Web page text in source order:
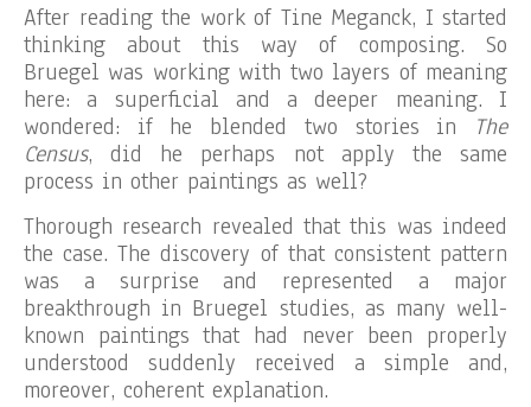
After reading the work of Tine Meganck, I started
thinking about this way of composing. So
Bruegel was working with two layers of meaning
here: a superficial and a deeper meaning. I
wondered: if he blended two stories in
The
Census, did he perhaps not apply the same
process in other paintings as well?
Thorough research revealed that this was indeed
the case. The discovery of that consistent pattern
was a surprise and represented a major
breakthrough in Bruegel studies, as many well-
known paintings that had never been properly
understood suddenly received a simple and,
moreover, coherent explanation.